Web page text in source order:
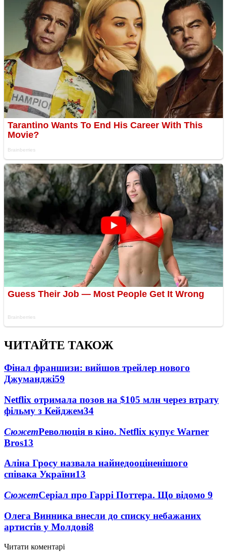
ЧИТАЙТЕ ТАКОЖ
Фінал франшизи: вийшов трейлер нового
Джуманджі59
Netflix отримала позов на $105 млн через втрату
фільму з Кейджем34
СюжетРеволюція в кіно. Netflix купує Warner
Bros13
Аліна Гросу назвала найнедооціненішого
співака України13
СюжетСеріал про Гаррі Поттера. Що відомо 9
Олега Винника внесли до списку небажаних
артистів у Молдові8
Читати коментарі